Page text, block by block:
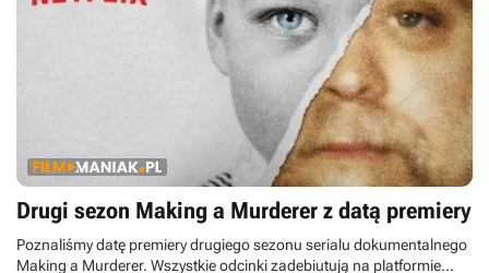
Drugi sezon Making a Murderer z datą premiery
Poznaliśmy datę premiery drugiego sezonu serialu dokumentalnego
Making a Murderer. Wszystkie odcinki zadebiutują na platformie